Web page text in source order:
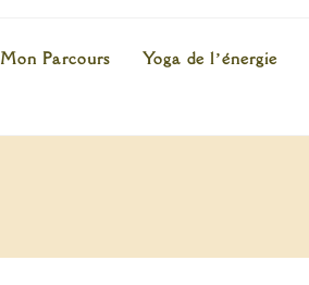
Mon Parcours Yoga de l’énergie